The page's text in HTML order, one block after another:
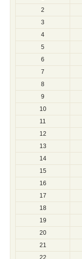
2
3
4
5
6
7
8
9
10
11
12
13
14
15
16
17
18
19
20
21
22